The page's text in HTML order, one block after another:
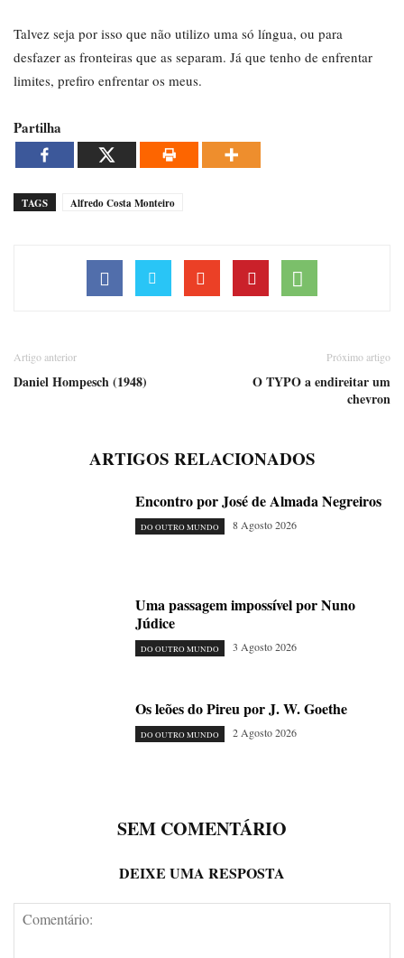
Talvez seja por isso que não utilizo uma só língua, ou para
desfazer as fronteiras que as separam. Já que tenho de enfrentar
limites, prefiro enfrentar os meus.
Partilha
TAGS Alfredo Costa Monteiro
Artigo anterior
Daniel Hompesch (1948)
Próximo artigo
O TYPO a endireitar um
chevron
ARTIGOS RELACIONADOS
Encontro por José de Almada Negreiros
DO OUTRO MUNDO 8 Agosto 2026
Uma passagem impossível por Nuno
Júdice
DO OUTRO MUNDO 3 Agosto 2026
Os leões do Pireu por J. W. Goethe
DO OUTRO MUNDO 2 Agosto 2026
SEM COMENTÁRIO
DEIXE UMA RESPOSTA